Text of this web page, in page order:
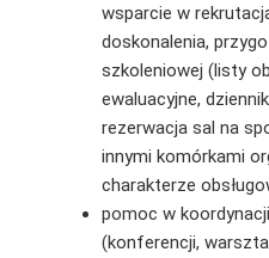
wsparcie w
doskonalenia,
szkoleniowej (listy
ewaluacyjne,
rezerwacja sal na
innymi komórkami
charakterze
pomoc w
(konferencji,